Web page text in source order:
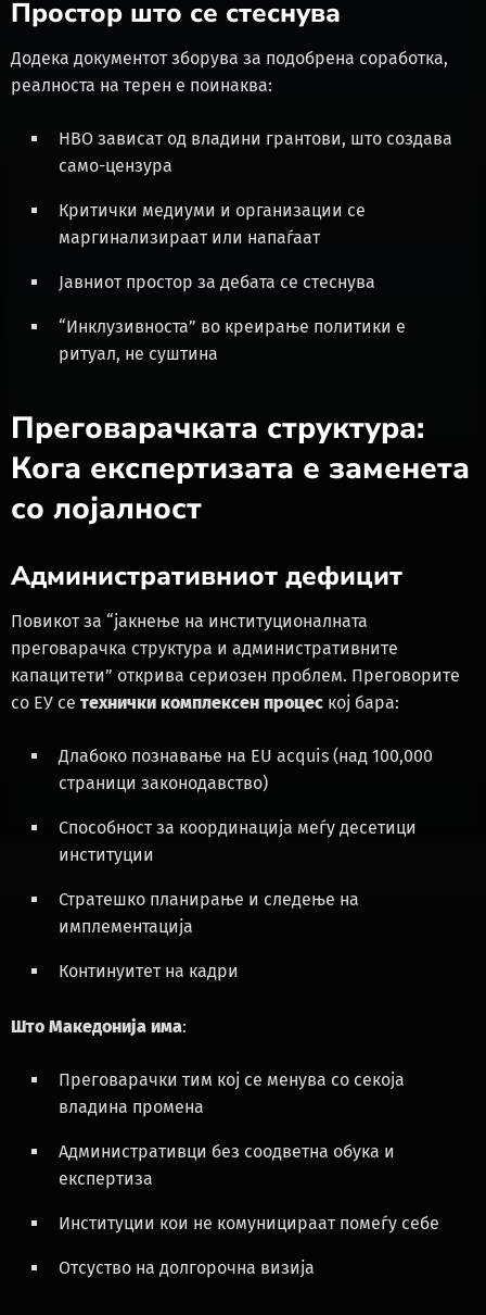
Простор што се стеснува
Додека документот зборува за подобрена соработка,
реалноста на терен е поинаква:
НВО зависат од владини грантови, што создава
само-цензура
Критички медиуми и организации се
маргинализираат или напаѓаат
Јавниот простор за дебата се стеснува
“Инклузивноста” во креирање политики е
ритуал, не суштина
Преговарачката структура:
Кога експертизата е заменета
со лојалност
Административниот дефицит
Повикот за “јакнење на институционалната
преговарачка структура и административните
капацитети” открива сериозен проблем. Преговорите
со ЕУ се технички комплексен процес кој бара:
Длабоко познавање на EU acquis (над 100,000
страници законодавство)
Способност за координација меѓу десетици
институции
Стратешко планирање и следење на
имплементација
Континуитет на кадри
Што Македонија има:
Преговарачки тим кој се менува со секоја
владина промена
Административци без соодветна обука и
експертиза
Институции кои не комуницираат помеѓу себе
Отсуство на долгорочна визија